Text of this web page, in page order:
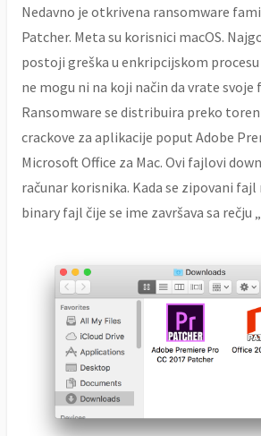
Nedavno je otkrivena ransomware
Patcher. Meta su korisnici macOS.
postoji greška u enkripcijskom
ne mogu ni na koji način da vrate svoje
Ransomware se distribuira preko
crackove za aplikacije poput Adobe
Microsoft Office za Mac. Ovi fajlovi
računar korisnika. Kada se zipovani fajl
binary fajl čije se ime završava sa rečju